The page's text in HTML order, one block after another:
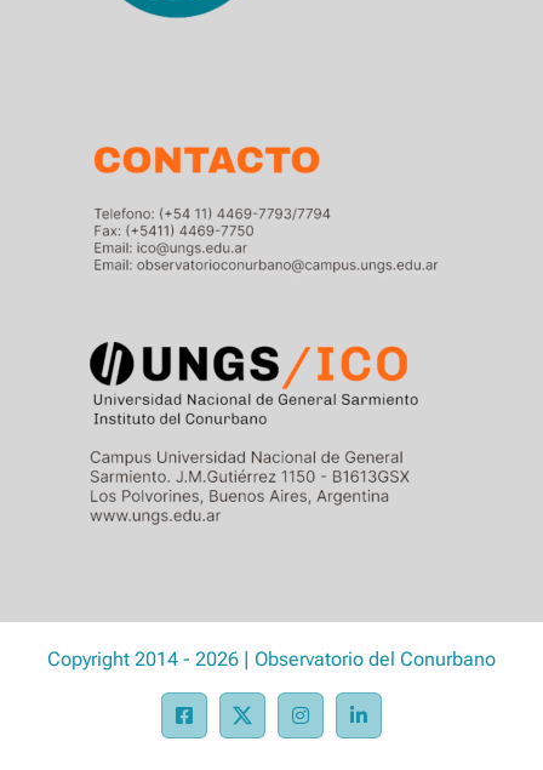
Copyright 2014 - 2026 | Observatorio del Conurbano
Facebook
X InstagramLinkedIn